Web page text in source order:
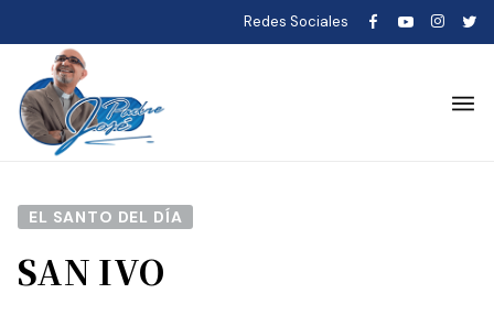
Redes Sociales
EL SANTO DEL DÍA
SAN IVO